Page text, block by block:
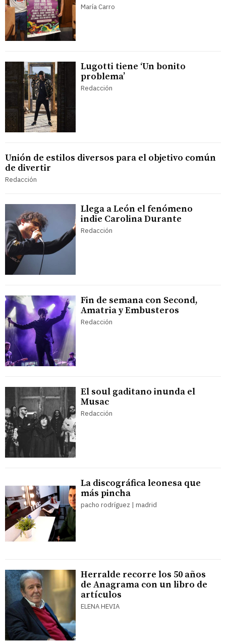
María Carro
Lugotti tiene ‘Un bonito
problema’
Redacción
Unión de estilos diversos para el objetivo común
de divertir
Redacción
Llega a León el fenómeno
indie Carolina Durante
Redacción
Fin de semana con Second,
Amatria y Embusteros
Redacción
El soul gaditano inunda el
Musac
Redacción
La discográfica leonesa que
más pincha
pacho rodríguez | madrid
Herralde recorre los 50 años
de Anagrama con un libro de
artículos
ELENA HEVIA